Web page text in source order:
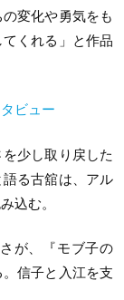
変化や勇気をも
くれる」と作品
ビュー
少し取り戻した
る古舘は、アル
込む。
が、『モブ子の
信子と入江を支